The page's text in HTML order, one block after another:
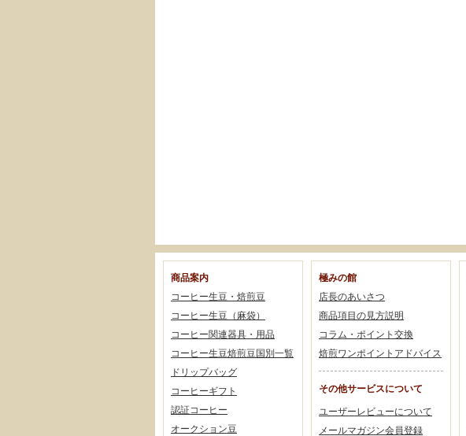
商品案内
コーヒー生豆・焙煎豆
コーヒー生豆（麻袋）
コーヒー関連器具・用品
コーヒー生豆焙煎豆国別一覧
ドリップバッグ
コーヒーギフト
認証コーヒー
オークション豆
極みの館
店長のあいさつ
商品項目の見方説明
コラム・ポイント交換
焙煎ワンポイントアドバイス
その他サービスについて
ユーザーレビューについて
メールマガジン会員登録